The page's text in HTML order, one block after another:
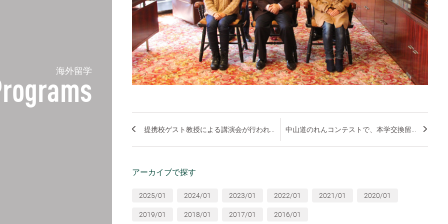
海外留学
提携校ゲスト教授による講演会が行われ... 中山道のれんコンテストで、本学交換留...
アーカイブで探す
2025/01 2024/01 2023/01 2022/01 2021/01 2020/01
2019/01 2018/01 2017/01 2016/01